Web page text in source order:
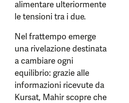
alimentare ulteriormente
le tensioni tra i due.
Nel frattempo emerge
una rivelazione destinata
a cambiare ogni
equilibrio: grazie alle
informazioni ricevute da
Kursat, Mahir scopre che